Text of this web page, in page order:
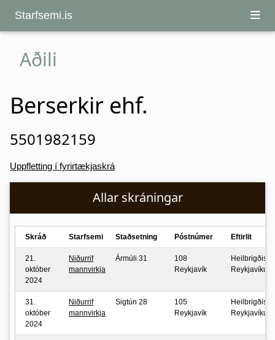
Starfsemi.is
Aðili
Berserkir ehf.
5501982159
Uppfletting í fyrirtækjaskrá
Allar skráningar
Skráð Starfsemi Staðsetning Póstnúmer Eftirlit
21.
október
2024
Niðurrif
mannvirkja
Ármúli 31
108
Reykjavík
Reykjavíkur
31.
október
2024
Niðurrif
mannvirkja
Sigtún 28
105
Reykjavík
Reykjavíkur